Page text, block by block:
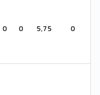
0 0 5,75 0